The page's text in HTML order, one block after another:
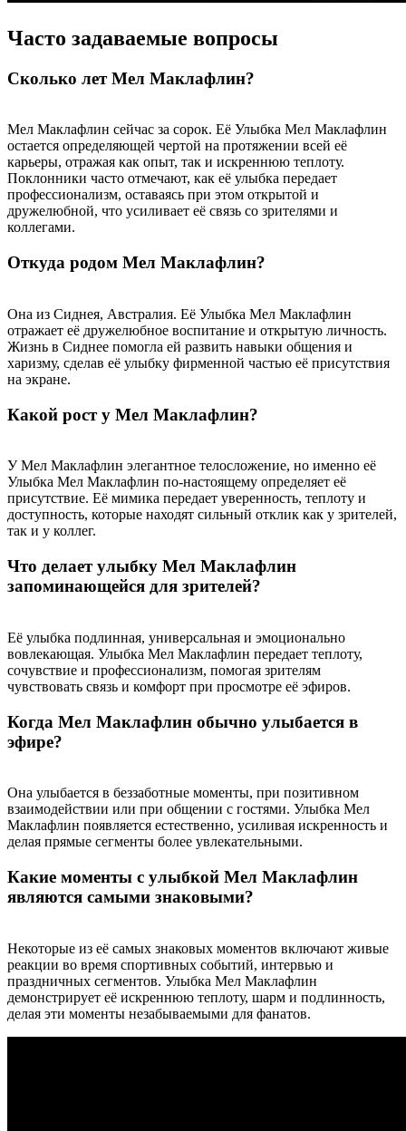
Часто задаваемые вопросы
Сколько лет Мел Маклафлин?
Мел Маклафлин сейчас за сорок. Её Улыбка Мел Маклафлин
остается определяющей чертой на протяжении всей её
карьеры, отражая как опыт, так и искреннюю теплоту.
Поклонники часто отмечают, как её улыбка передает
профессионализм, оставаясь при этом открытой и
дружелюбной, что усиливает её связь со зрителями и
коллегами.
Откуда родом Мел Маклафлин?
Она из Сиднея, Австралия. Её Улыбка Мел Маклафлин
отражает её дружелюбное воспитание и открытую личность.
Жизнь в Сиднее помогла ей развить навыки общения и
харизму, сделав её улыбку фирменной частью её присутствия
на экране.
Какой рост у Мел Маклафлин?
У Мел Маклафлин элегантное телосложение, но именно её
Улыбка Мел Маклафлин по-настоящему определяет её
присутствие. Её мимика передает уверенность, теплоту и
доступность, которые находят сильный отклик как у зрителей,
так и у коллег.
Что делает улыбку Мел Маклафлин
запоминающейся для зрителей?
Её улыбка подлинная, универсальная и эмоционально
вовлекающая. Улыбка Мел Маклафлин передает теплоту,
сочувствие и профессионализм, помогая зрителям
чувствовать связь и комфорт при просмотре её эфиров.
Когда Мел Маклафлин обычно улыбается в
эфире?
Она улыбается в беззаботные моменты, при позитивном
взаимодействии или при общении с гостями. Улыбка Мел
Маклафлин появляется естественно, усиливая искренность и
делая прямые сегменты более увлекательными.
Какие моменты с улыбкой Мел Маклафлин
являются самыми знаковыми?
Некоторые из её самых знаковых моментов включают живые
реакции во время спортивных событий, интервью и
праздничных сегментов. Улыбка Мел Маклафлин
демонстрирует её искреннюю теплоту, шарм и подлинность,
делая эти моменты незабываемыми для фанатов.